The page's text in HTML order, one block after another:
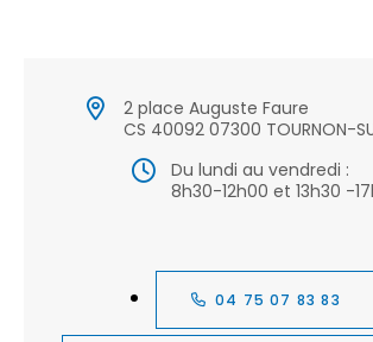
2 place Auguste Faure
CS 40092 07300 TOURNON-
Du lundi au vendredi :
8h30-12h00 et 13h30 -
04 75 07 83 83